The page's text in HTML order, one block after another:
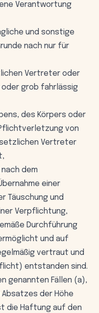
Verantwortung
und sonstige
nach nur für
Vertreter oder
grob fahrlässig
des Körpers oder
von
Vertreter
dem
einer
Täuschung und
Verpflichtung,
Durchführung
und auf
vertraut und
entstanden sind.
genannten Fällen (a),
der Höhe
die Haftung auf den